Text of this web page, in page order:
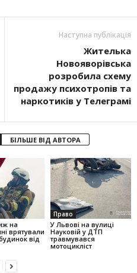
Наступна публікація
Жителька
Новояворівська
розробила схему
продажу психотропів та
наркотиків у Телеграмі
БІЛЬШЕ ВІД АВТОРА
на
врятували
від
Право
У Львові на вулиці
Науковій у ДТП
травмувався
мотоцикліст